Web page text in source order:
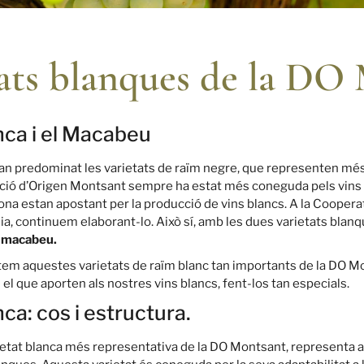
blanques de la
i el Macabeu
predominat les varietats de raïm negre, que representen
d’Origen Montsant sempre ha estat més coneguda pels
estan apostant per la producció de vins blancs. A la
continuem elaborant-lo. Això sí, amb les dues varietats
aquestes varietats de raïm blanc tan importants de la DO
que aporten als nostres vins blancs, fent-los tan especials.
cos i estructura.
blanca més representativa de la DO Montsant, representa